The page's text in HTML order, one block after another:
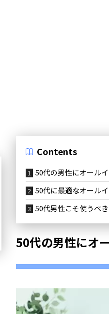
Contents
50代の男性にオール
50代に最適なオール
50代男性こそ使うべ
50代の男性にオ